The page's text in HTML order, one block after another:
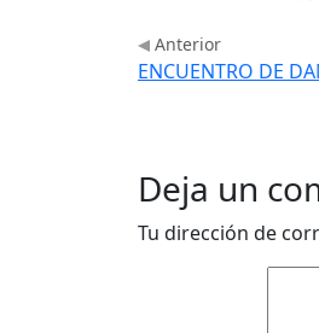
Anterior
ENCUENTRO DE
Deja un
Tu dirección de